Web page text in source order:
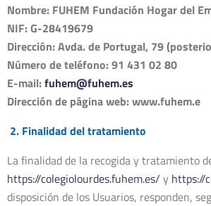
Nombre: FUHEM Fundación Hogar del
NIF: G-28419679
Dirección: Avda. de Portugal, 79
Número de teléfono: 91 431 02 80
E-mail:fuhem@fuhem.es
Dirección de página web: www.fuhem.e
2. Finalidad del tratamiento
La finalidad de la recogida y tratamiento
https://colegiolourdes.fuhem.es/ y https://
disposición de los Usuarios, responden,